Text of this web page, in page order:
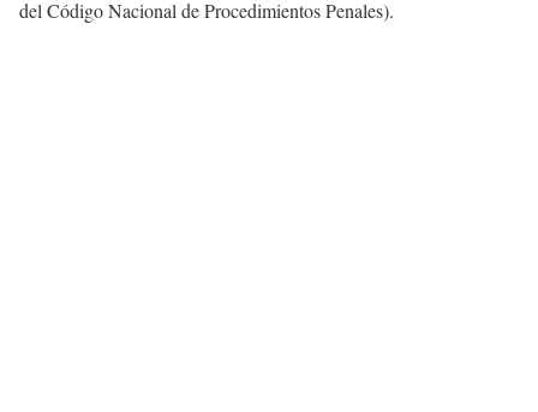
del Código Nacional de Procedimientos Penales).